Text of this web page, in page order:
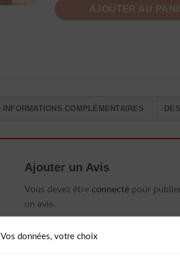
Vos données, votre choix
AJOUTER AU
INFORMATIONS COMPLÉMENTAIRES
Ajouter un Avis
Vous devez être connectépour
un avis.